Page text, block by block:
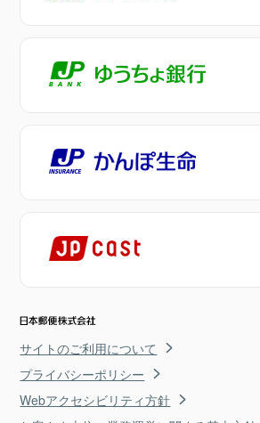
サイトのご利用について
プライバシーポリシー
Webアクセシビリティ方針